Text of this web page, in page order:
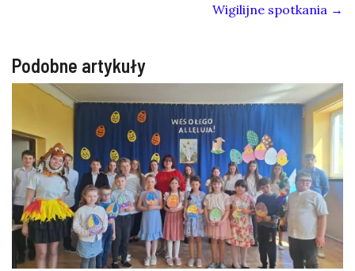
Wigilijne spotkania →
Podobne artykuły